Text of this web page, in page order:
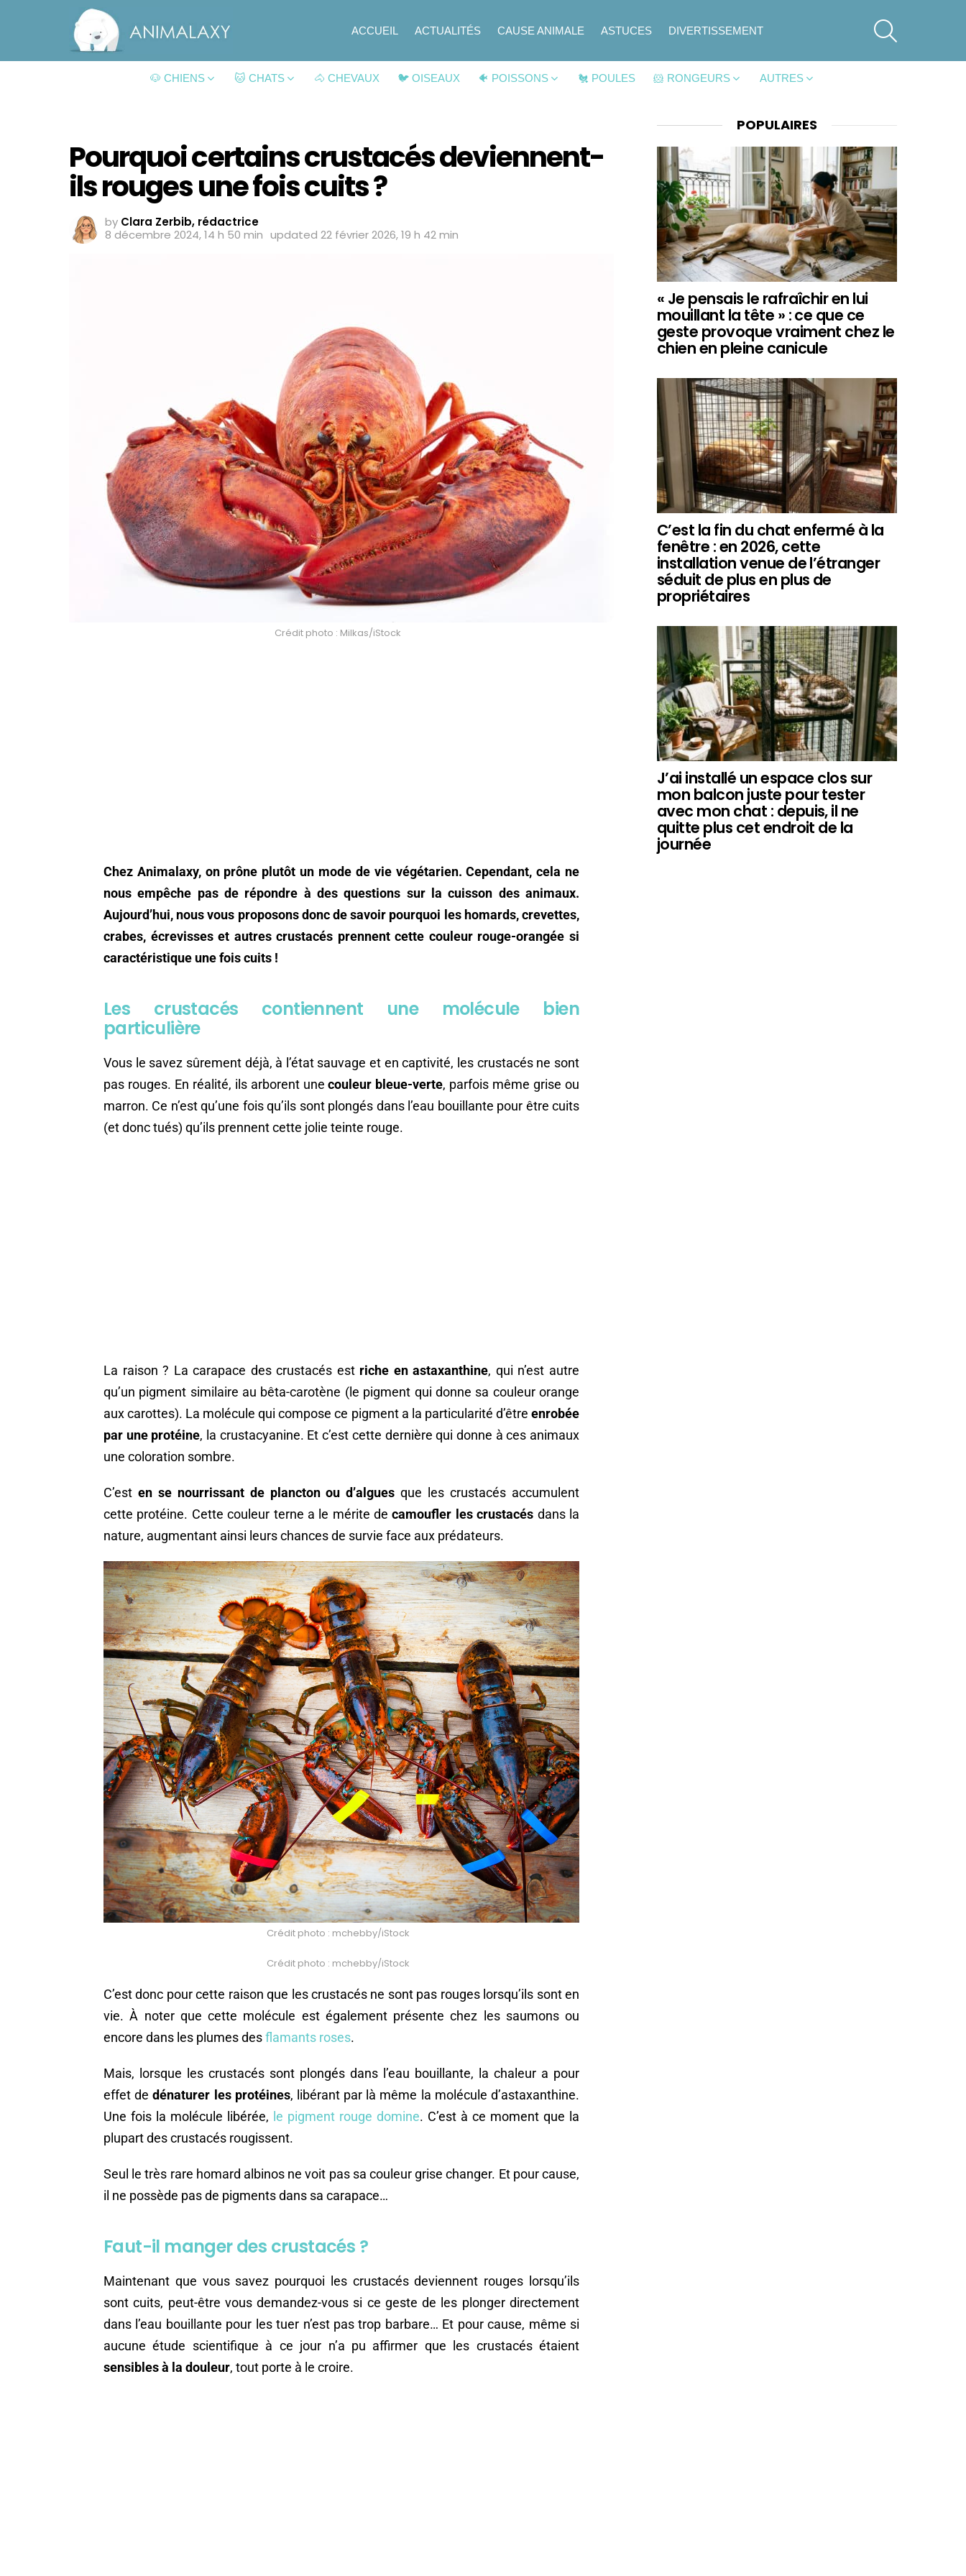
ACCUEIL ACTUALITÉS CAUSE ANIMALE ASTUCES DIVERTISSEMENT
🐶 CHIENS 🐱 CHATS 🐴 CHEVAUX 🐦 OISEAUX 🐠 POISSONS 🐔 POULES 🐹 RONGEURS AUTRES
Pourquoi certains crustacés deviennent-
ils rouges une fois cuits ?
by Clara Zerbib, rédactrice
8 décembre 2024, 14 h 50 min updated 22 février 2026, 19 h 42 min
Crédit photo : Milkas/iStock
Chez Animalaxy, on prône plutôt un mode de vie végétarien. Cependant, cela ne
nous empêche pas de répondre à des questions sur la cuisson des animaux.
Aujourd’hui, nous vous proposons donc de savoir pourquoi les homards, crevettes,
crabes, écrevisses et autres crustacés prennent cette couleur rouge-orangée si
caractéristique une fois cuits !
Les crustacés contiennent une molécule bien
particulière
Vous le savez sûrement déjà, à l’état sauvage et en captivité, les crustacés ne sont
pas rouges. En réalité, ils arborent unecouleur bleue-verte, parfois même grise ou
marron. Ce n’est qu’une fois qu’ils sont plongés dans l’eau bouillante pour être cuits
(et donc tués) qu’ils prennent cette jolie teinte rouge.
La raison ? La carapace des crustacés est riche en astaxanthine, qui n’est autre
qu’un pigment similaire au bêta-carotène (le pigment qui donne sa couleur orange
aux carottes). La molécule qui compose ce pigment a la particularité d’être enrobée
par une protéine, la crustacyanine. Et c’est cette dernière qui donne à ces animaux
une coloration sombre.
C’est en se nourrissant de plancton ou d’algues que les crustacés accumulent
cette protéine. Cette couleur terne a le mérite decamoufler les crustacés dans la
nature, augmentant ainsi leurs chances de survie face aux prédateurs.
Crédit photo : mchebby/iStock
Crédit photo : mchebby/iStock
C’est donc pour cette raison que les crustacés ne sont pas rouges lorsqu’ils sont en
vie. À noter que cette molécule est également présente chez les saumons ou
encore dans les plumes desflamants roses.
Mais, lorsque les crustacés sont plongés dans l’eau bouillante, la chaleur a pour
effet dedénaturer les protéines, libérant par là même la molécule d’astaxanthine.
Une fois la molécule libérée, le pigment rouge domine. C’est à ce moment que la
plupart des crustacés rougissent.
Seul le très rare homard albinos ne voit pas sa couleur grise changer. Et pour cause,
il ne possède pas de pigments dans sa carapace…
Faut-il manger des crustacés ?
Maintenant que vous savez pourquoi les crustacés deviennent rouges lorsqu’ils
sont cuits, peut-être vous demandez-vous si ce geste de les plonger directement
dans l’eau bouillante pour les tuer n’est pas trop barbare… Et pour cause, même si
aucune étude scientifique à ce jour n’a pu affirmer que les crustacés étaient
sensibles à la douleur, tout porte à le croire.
POPULAIRES
« Je pensais le rafraîchir en lui
mouillant la tête » : ce que ce
geste provoque vraiment chez le
chien en pleine canicule
C’est la fin du chat enfermé à la
fenêtre : en 2026, cette
installation venue de l’étranger
séduit de plus en plus de
propriétaires
J’ai installé un espace clos sur
mon balcon juste pour tester
avec mon chat : depuis, il ne
quitte plus cet endroit de la
journée